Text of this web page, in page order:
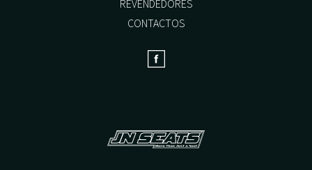
REVENDEDORES
CONTACTOS